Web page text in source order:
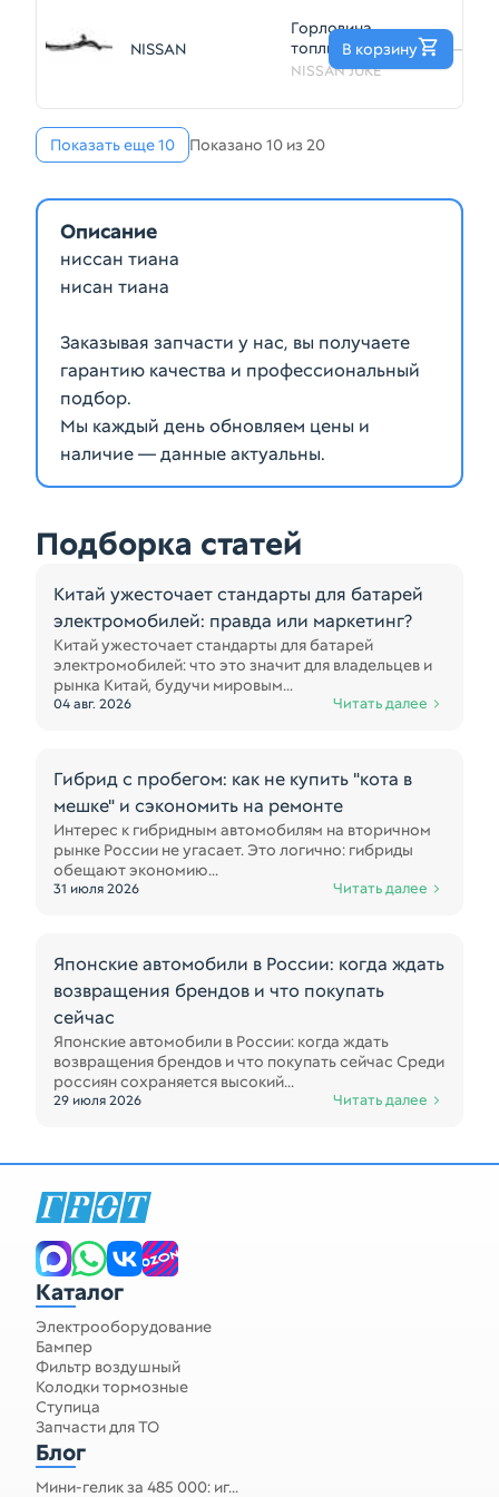
NISSAN
Горловина
топливного бака
NISSAN Juke YF15
14121612
NISSAN JUKE
—
В корзину
Показать еще 10 Показано 10 из 20
Описание
ниссан тиана
нисан тиана
Заказывая запчасти у нас, вы получаете
гарантию качества и профессиональный
подбор.
Мы каждый день обновляем цены и
наличие — данные актуальны.
Подборка статей
Китай ужесточает стандарты для батарей
электромобилей: правда или маркетинг?
Китай ужесточает стандарты для батарей
электромобилей: что это значит для владельцев и
рынка Китай, будучи мировым...
04 авг. 2026 Читать далее
Гибрид с пробегом: как не купить "кота в
мешке" и сэкономить на ремонте
Интерес к гибридным автомобилям на вторичном
рынке России не угасает. Это логично: гибриды
обещают экономию...
31 июля 2026 Читать далее
Японские автомобили в России: когда ждать
возвращения брендов и что покупать
сейчас
Японские автомобили в России: когда ждать
возвращения брендов и что покупать сейчас Среди
россиян сохраняется высокий...
29 июля 2026 Читать далее
Каталог
Электрооборудование
Бампер
Фильтр воздушный
Колодки тормозные
Ступица
Запчасти для ТО
Блог
Мини-гелик за 485 000: иг...